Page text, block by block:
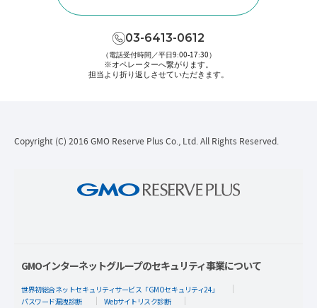
03-6413-0612
（電話受付時間／平日9:00-17:30）
※オペレーターへ繋がります。
担当より折り返しさせていただきます。
Copyright (C) 2016 GMO Reserve Plus Co., Ltd. All Rights Reserved.
GMOインターネットグループのセキュリティ事業について
世界初総合ネットセキュリティサービス「GMOセキュリティ24」
パスワード漏洩診断
Webサイトリスク診断